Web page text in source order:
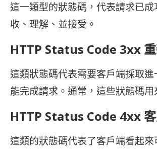
這一類型的狀態碼，代表請求已
收、理解、並接受。
HTTP Status Code 3xx
這類狀態碼代表需要客戶端採取
能完成請求。通常，這些狀態碼用
HTTP Status Code 4xx
這類的狀態碼代表了客戶端看起